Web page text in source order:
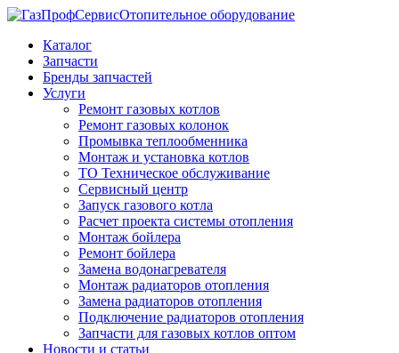
Отопительное оборудование
Каталог
Запчасти
Бренды запчастей
Услуги
Ремонт газовых котлов
Ремонт газовых колонок
Промывка теплообменника
Монтаж и установка котлов
ТО Техническое обслуживание
Сервисный центр
Запуск газового котла
Расчет проекта системы отопления
Монтаж бойлера
Ремонт бойлера
Замена водонагревателя
Монтаж радиаторов отопления
Замена радиаторов отопления
Подключение радиаторов отопления
Запчасти для газовых котлов оптом
Новости и статьи